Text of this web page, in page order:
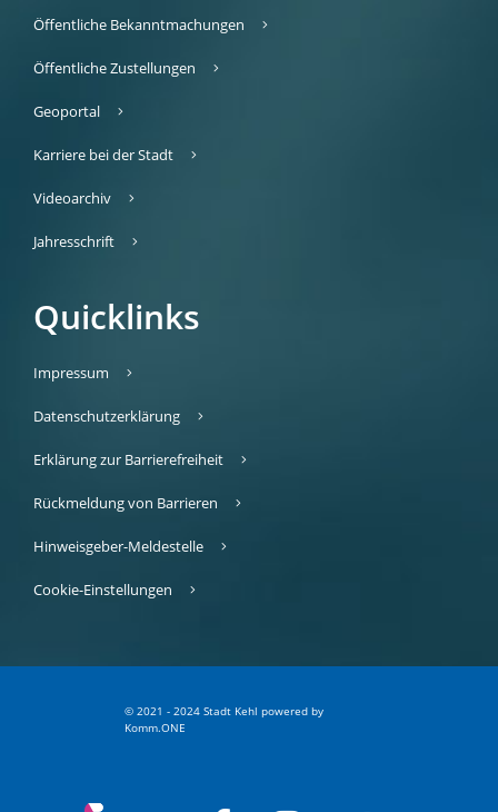
Öffentliche Bekanntmachungen
Öffentliche Zustellungen
Geoportal
Karriere bei der Stadt
Videoarchiv
Jahresschrift
Quicklinks
Impressum
Datenschutzerklärung
Erklärung zur Barrierefreiheit
Rückmeldung von Barrieren
Hinweisgeber-Meldestelle
Cookie-Einstellungen
© 2021 - 2024 Stadt Kehl powered by
Komm.ONE